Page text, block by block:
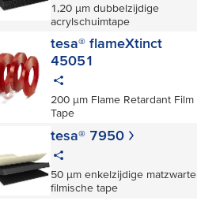
- 150 °C
270 °C
1,20 µm dubbelzijdige
acrylschuimtape
tesa® flameXtinct
45051
200 µm Flame Retardant Film
Tape
tesa® 7950
50 µm enkelzijdige matzwarte
filmische tape